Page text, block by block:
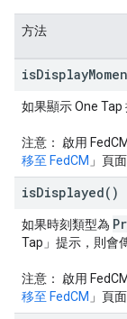
方法
isDisplay
如果顯示 One Tap
注意： 啟用
移至 FedCM 」頁面
isDisplayed( )
如果時刻類型為
Tap」提示，則會
注意： 啟用
移至 FedCM 」頁面